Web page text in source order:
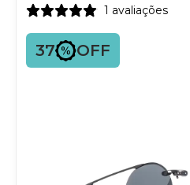
1 avaliações
37 OFF